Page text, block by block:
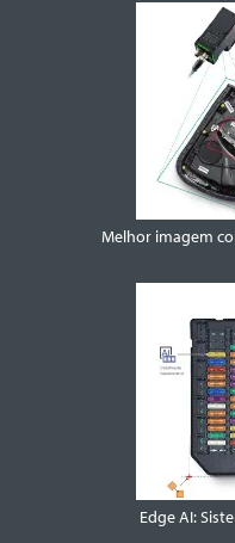
Melhor imagem
Edge AI: